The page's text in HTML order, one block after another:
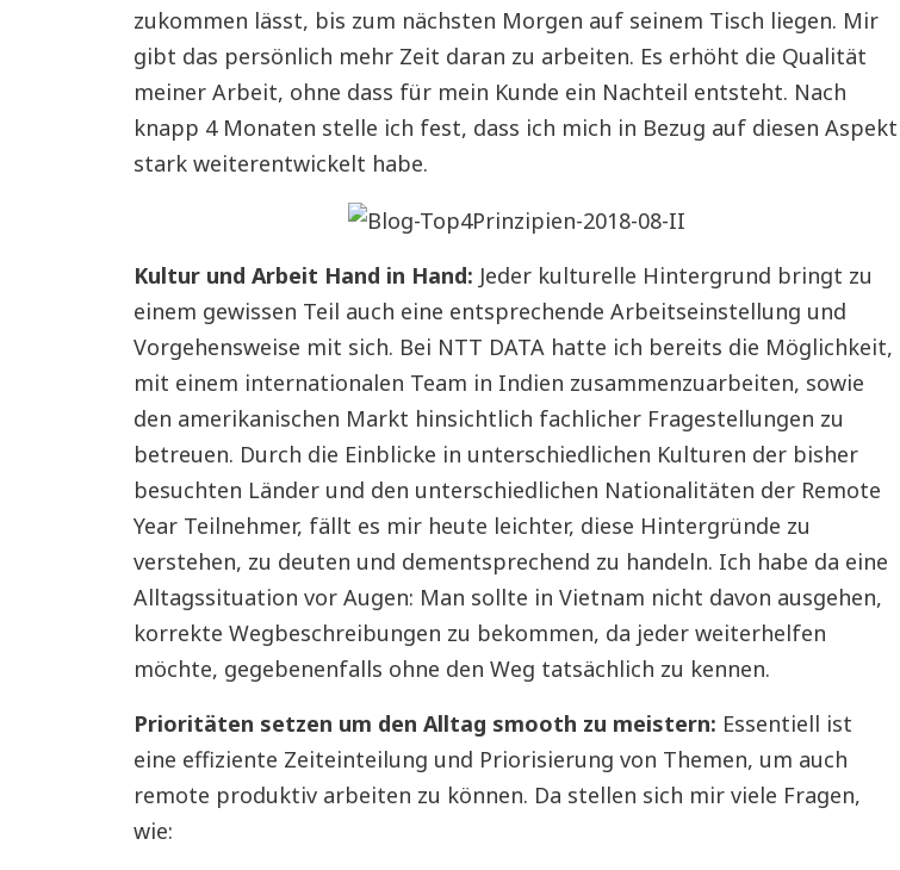
zukommen lässt, bis zum nächsten Morgen auf seinem Tisch liegen. Mir
gibt das persönlich mehr Zeit daran zu arbeiten. Es erhöht die Qualität
meiner Arbeit, ohne dass für mein Kunde ein Nachteil entsteht. Nach
knapp 4 Monaten stelle ich fest, dass ich mich in Bezug auf diesen Aspekt
stark weiterentwickelt habe.
Kultur und Arbeit Hand in Hand: Jeder kulturelle Hintergrund bringt zu
einem gewissen Teil auch eine entsprechende Arbeitseinstellung und
Vorgehensweise mit sich. Bei NTT DATA hatte ich bereits die Möglichkeit,
mit einem internationalen Team in Indien zusammenzuarbeiten, sowie
den amerikanischen Markt hinsichtlich fachlicher Fragestellungen zu
betreuen. Durch die Einblicke in unterschiedlichen Kulturen der bisher
besuchten Länder und den unterschiedlichen Nationalitäten der Remote
Year Teilnehmer, fällt es mir heute leichter, diese Hintergründe zu
verstehen, zu deuten und dementsprechend zu handeln. Ich habe da eine
Alltagssituation vor Augen: Man sollte in Vietnam nicht davon ausgehen,
korrekte Wegbeschreibungen zu bekommen, da jeder weiterhelfen
möchte, gegebenenfalls ohne den Weg tatsächlich zu kennen.
Prioritäten setzen um den Alltag smooth zu meistern: Essentiell ist
eine effiziente Zeiteinteilung und Priorisierung von Themen, um auch
remote produktiv arbeiten zu können. Da stellen sich mir viele Fragen,
wie: